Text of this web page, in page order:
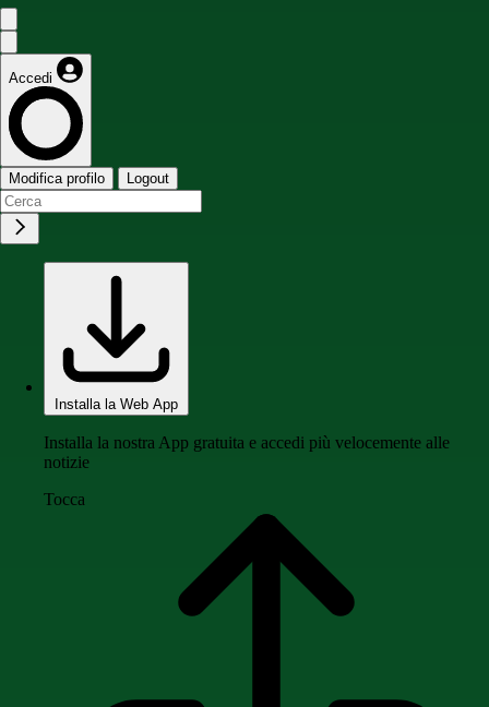
Accedi
Modifica profilo Logout
Installa la Web App
Installa la nostra App gratuita e accedi più velocemente alle
notizie
Tocca